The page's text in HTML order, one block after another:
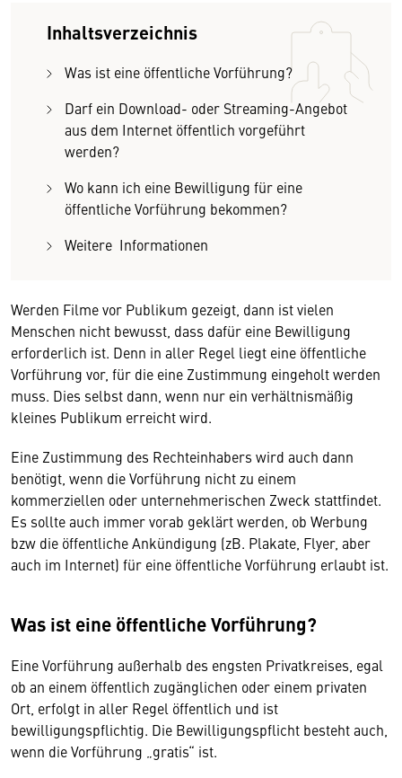
Inhaltsverzeichnis
Was ist eine öffentliche Vorführung?
Darf ein Download- oder Streaming-Angebot
aus dem Internet öffentlich vorgeführt
werden?
Wo kann ich eine Bewilligung für eine
öffentliche Vorführung bekommen?
Weitere Informationen
Werden Filme vor Publikum gezeigt, dann ist vielen
Menschen nicht bewusst, dass dafür eine Bewilligung
erforderlich ist. Denn in aller Regel liegt eine öffentliche
Vorführung vor, für die eine Zustimmung eingeholt werden
muss. Dies selbst dann, wenn nur ein verhältnismäßig
kleines Publikum erreicht wird.
Eine Zustimmung des Rechteinhabers wird auch dann
benötigt, wenn die Vorführung nicht zu einem
kommerziellen oder unternehmerischen Zweck stattfindet.
Es sollte auch immer vorab geklärt werden, ob Werbung
bzw die öffentliche Ankündigung (zB. Plakate, Flyer, aber
auch im Internet) für eine öffentliche Vorführung erlaubt ist.
Was ist eine öffentliche Vorführung?
Eine Vorführung außerhalb des engsten Privatkreises, egal
ob an einem öffentlich zugänglichen oder einem privaten
Ort, erfolgt in aller Regel öffentlich und ist
bewilligungspflichtig. Die Bewilligungspflicht besteht auch,
wenn die Vorführung „gratis“ ist.